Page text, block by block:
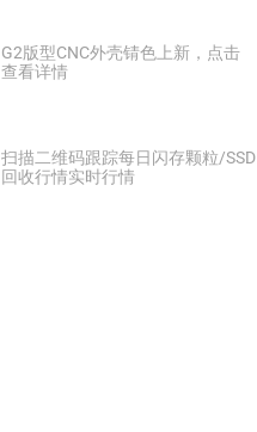
G2版型CNC外壳锖色上新，点击
查看详情
扫描二维码跟踪每日闪存颗粒/SSD
回收行情实时行情